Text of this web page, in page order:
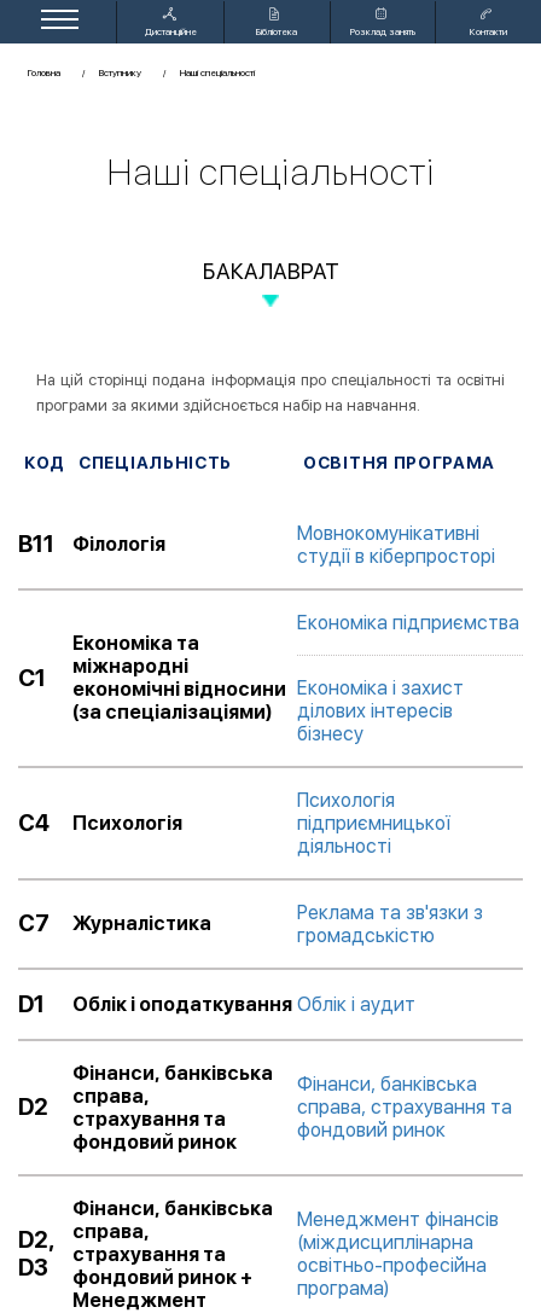
Дистанційне
Бібліотека Розклад занять Контакти
Головна Вступнику Наші спеціальності
Наші спеціальності
БАКАЛАВРАТ
На цій сторінці подана інформація про спеціальності та освітні
програми за якими здійсноється набір на навчання.
КОД СПЕЦІАЛЬНІСТЬ ОСВІТНЯ ПРОГРАМА
B11 Філологія
Мовнокомунікативні
студії в кіберпросторі
C1
Економіка та
міжнародні
економічні відносини
(за спеціалізаціями)
Економіка підприємства
Економіка і захист
ділових інтересів
бізнесу
С4 Психологія
Психологія
підприємницької
діяльності
С7 Журналістика
Реклама та зв'язки з
громадськістю
D1 Облік і оподаткування Облік і аудит
D2
Фінанси, банківська
справа,
страхування та
фондовий ринок
Фінанси, банківська
справа, страхування та
фондовий ринок
D2,
D3
Фінанси, банківська
справа,
страхування та
фондовий ринок +
Менеджмент
Менеджмент фінансів
(міждисциплінарна
освітньо-професійна
програма)